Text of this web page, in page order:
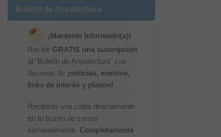
Boletín de Arquitectura
¡Mantente Informado(a)!
Recibe GRATIS una suscripción
al "Boletín de Arquitectura" con
decenas de ¡noticias, eventos,
links de interés y planos!
Recibirás una copia directamente
en tu buzón de correo
semanalmente. Completamente